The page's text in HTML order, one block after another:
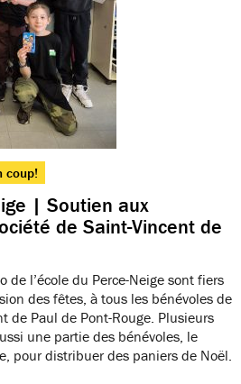
coup!
| Soutien aux
de Saint-Vincent de
de l’école du Perce-Neige sont fiers
des fêtes, à tous les bénévoles de
de Paul de Pont-Rouge. Plusieurs
une partie des bénévoles, le
pour distribuer des paniers de Noël.